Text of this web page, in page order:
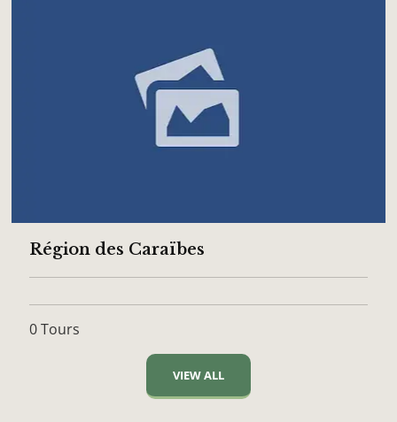
Région des Caraïbes
0 Tours
VIEW ALL